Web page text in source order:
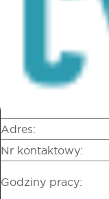
zwiedzać muzeum
, z
materiałami z
strwarza
Adres:
Nr kontaktowy:
Godziny pracy: